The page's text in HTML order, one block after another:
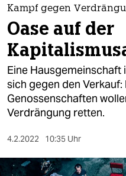
themen
politik
öko
gesellschaft
kultur
sport
berlin
Kampf gegen
Oase auf der
Eine Hausgemeinschaft
sich gegen den Verkauf:
Genossenschaften
Verdrängung retten.
4.2.2022 10:35 Uhr